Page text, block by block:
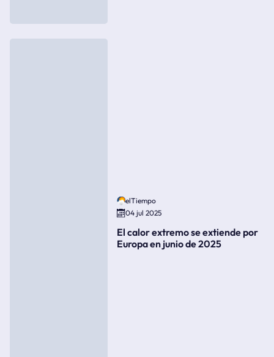
elTiempo
04 jul 2025
El calor extremo se extiende por
Europa en junio de 2025